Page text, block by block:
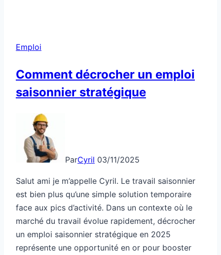
Emploi
Comment décrocher un emploi
saisonnier stratégique
ParCyril 03/11/2025
Salut ami je m’appelle Cyril. Le travail saisonnier
est bien plus qu’une simple solution temporaire
face aux pics d’activité. Dans un contexte où le
marché du travail évolue rapidement, décrocher
un emploi saisonnier stratégique en 2025
représente une opportunité en or pour booster